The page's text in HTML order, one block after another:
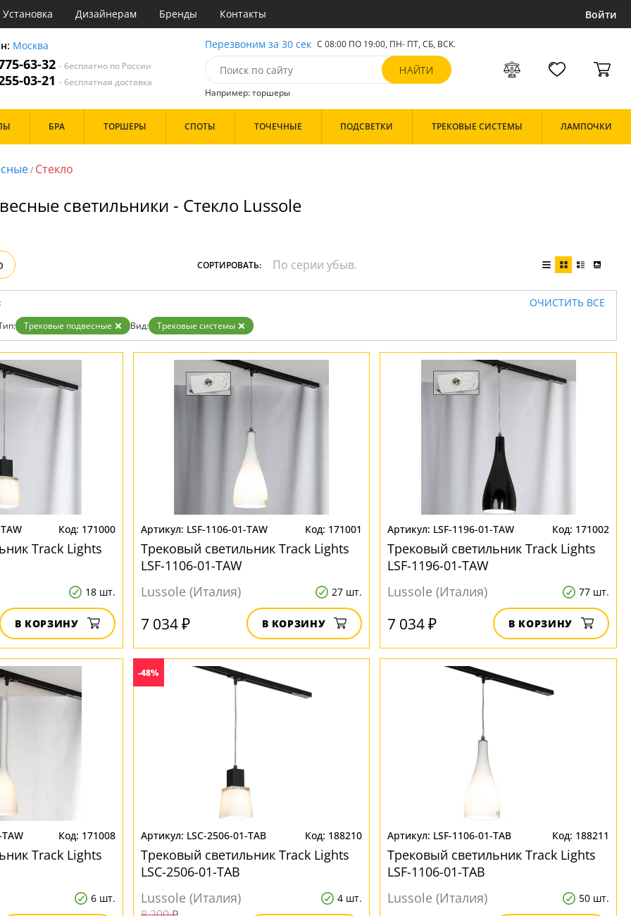
Установка Дизайнерам Бренды Контакты Войти
Москва
63-32- бесплатно по России
03-21- бесплатная доставка
Перезвоним за 30 сек С 08:00 ПО 19:00, ПН- ПТ, СБ, ВСК.
Например: торшеры
Золото
Черные
БРА ТОРШЕРЫ СПОТЫ ТОЧЕЧНЫЕ ПОДСВЕТКИ ТРЕКОВЫЕ СИСТЕМЫ ЛАМПОЧКИ
/ Стекло
светильники - Стекло Lussole
СОРТИРОВАТЬ:
ОЧИСТИТЬ ВСЕ
Трековые подвесные Вид: Трековые системы
171000
Track Lights
18 шт.
В КОРЗИНУ
LSF-1106-01-TAW 171001
Трековый светильник Track Lights
LSF-1106-01-TAW
Lussole (Италия)
27 шт.
7 034 ₽ В КОРЗИНУ
LSF-1196-01-TAW 171002
Трековый светильник Track Lights
LSF-1196-01-TAW
Lussole (Италия)
77 шт.
7 034 ₽ В КОРЗИНУ
171008
Track Lights
6 шт.
-48%
LSC-2506-01-TAB 188210
Трековый светильник Track Lights
LSC-2506-01-TAB
Lussole (Италия)
4 шт.
LSF-1106-01-TAB 188211
Трековый светильник Track Lights
LSF-1106-01-TAB
Lussole (Италия)
50 шт.